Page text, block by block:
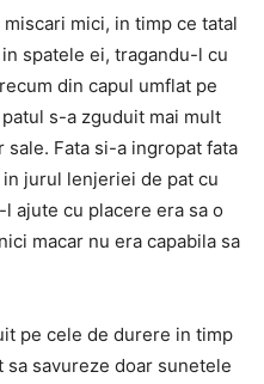
mici, in timp ce tatal
spatele ei, tragandu-l cu
din capul umflat pe
s-a zguduit mai mult
sale. Fata si-a ingropat fata
jurul lenjeriei de pat cu
l ajute cu placere era sa o
macar nu era capabila sa
pe cele de durere in timp
savureze doar sunetele